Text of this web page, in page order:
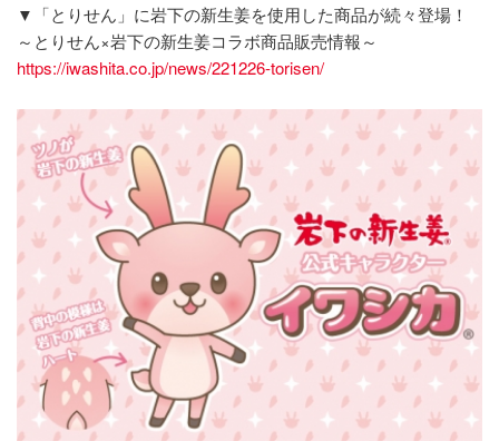
▼「とりせん」に岩下の新生姜を使用した商品が続々登場！
～とりせん×岩下の新生姜コラボ商品販売情報～
https://iwashita.co.jp/news/221226-torisen/